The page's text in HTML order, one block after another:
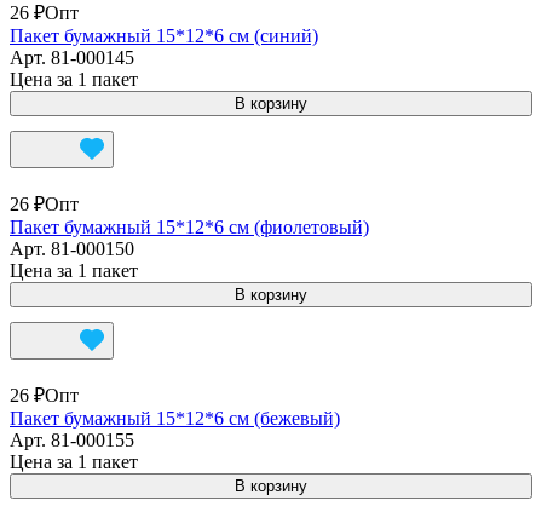
26 ₽Опт
Пакет бумажный 15*12*6 см (синий)
Арт. 81-000145
Цена за 1 пакет
В корзину
26 ₽Опт
Пакет бумажный 15*12*6 см (фиолетовый)
Арт. 81-000150
Цена за 1 пакет
В корзину
26 ₽Опт
Пакет бумажный 15*12*6 см (бежевый)
Арт. 81-000155
Цена за 1 пакет
В корзину